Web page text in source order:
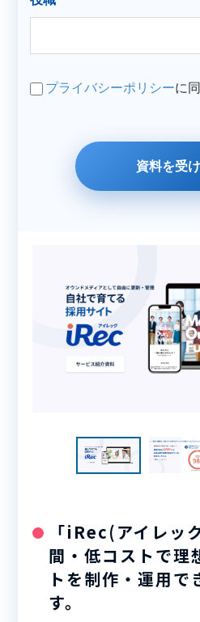
「iRec(アイレッ
間・低コストで理
トを制作・運用で
す。